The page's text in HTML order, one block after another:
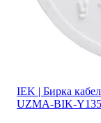
IEK | Бирка
UZMA-BIK-